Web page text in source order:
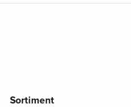
Sortiment